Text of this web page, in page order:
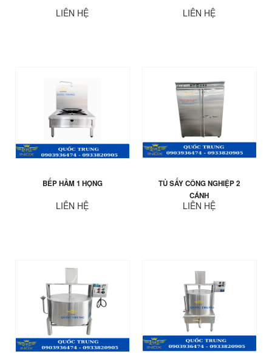
LIÊN HỆ LIÊN HỆ
BẾP HẦM 1 HỌNG
LIÊN HỆ
TỦ SẤY CÔNG NGHIỆP 2
CÁNH
LIÊN HỆ